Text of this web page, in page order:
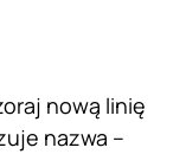
nową linię
nazwa –